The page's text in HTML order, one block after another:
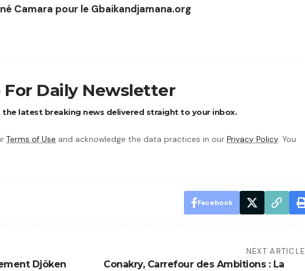
Camara pour le Gbaikandjamana.org
For Daily Newsletter
the latest breaking news delivered straight to your inbox.
Terms of Use and acknowledge the data practices in our Privacy Policy. You
Facebook
Djõken
NEXT ARTICLE
Conakry, Carrefour des Ambitions : La